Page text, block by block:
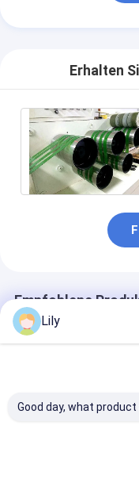
Erhalten
Empfohlene
Lily
Good day, what